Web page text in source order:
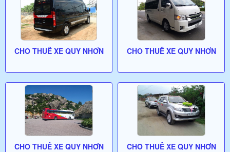
CHO THUÊ XE QUY NHƠN CHO THUÊ XE QUY NHƠN
CHO THUÊ XE QUY NHƠN CHO THUÊ XE QUY NHƠN